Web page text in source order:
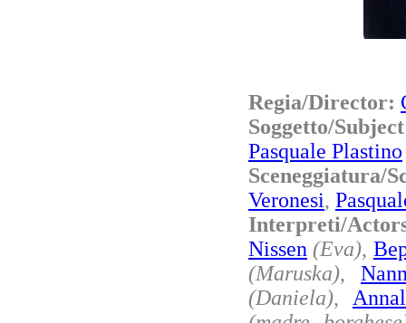
Regia/Director:
Soggetto/
Pasquale Plastino
Veronesi,
Interpreti/
Nissen (Eva),
(Maruska),
(Daniela),